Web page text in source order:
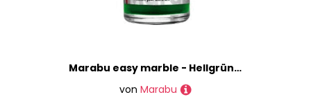
Marabu easy marble - Hellgrün 062 15 ml.
von Marabu